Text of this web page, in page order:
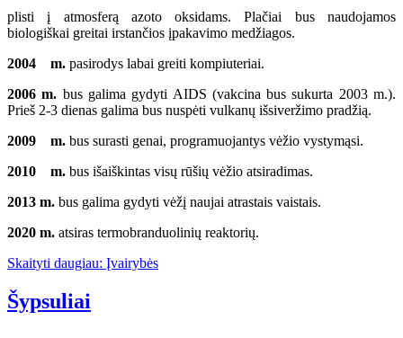
plisti į atmosferą azoto oksidams. Plačiai bus naudojamos
biologiškai greitai irstančios įpakavimo medžiagos.
2004 m. pasirodys labai greiti kompiuteriai.
2006 m. bus galima gydyti AIDS (vakcina bus sukurta 2003 m.).
Prieš 2-3 dienas galima bus nuspėti vulkanų išsiveržimo pradžią.
2009 m. bus surasti genai, programuojantys vėžio vystymąsi.
2010 m. bus išaiškintas visų rūšių vėžio atsiradimas.
2013 m. bus galima gydyti vėžį naujai atrastais vaistais.
2020 m. atsiras termobranduolinių reaktorių.
Skaityti daugiau: Įvairybės
Šypsuliai